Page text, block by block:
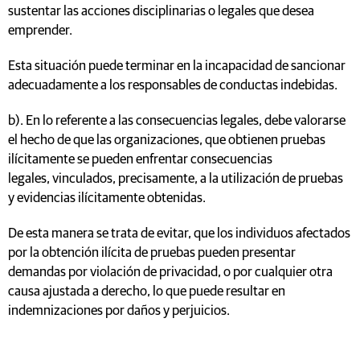
sustentar las acciones disciplinarias o legales que desea
emprender.
Esta situación puede terminar en la incapacidad de sancionar
adecuadamente a los responsables de conductas indebidas.
b). En lo referente a las consecuencias legales, debe valorarse
el hecho de que las organizaciones, que obtienen pruebas
ilícitamente se pueden enfrentar consecuencias
legales, vinculados, precisamente, a la utilización de pruebas
y evidencias ilícitamente obtenidas.
De esta manera se trata de evitar, que los individuos afectados
por la obtención ilícita de pruebas pueden presentar
demandas por violación de privacidad, o por cualquier otra
causa ajustada a derecho, lo que puede resultar en
indemnizaciones por daños y perjuicios.